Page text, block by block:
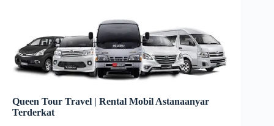
Queen Tour Travel | Rental Mobil Astanaanyar
Terderkat